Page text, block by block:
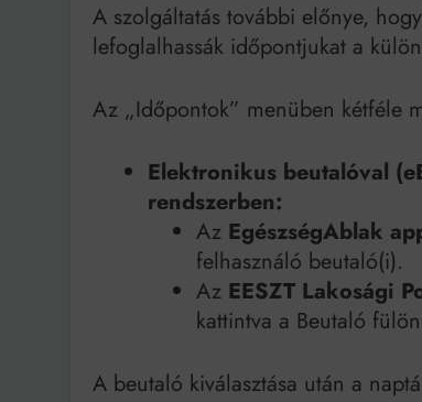
A szolgáltatás további előnye,
lefoglalhassák időpontjukat a
Az „Időpontok” menüben kétféle
Elektronikus beutalóval
rendszerben:
Az EgészségAblak
felhasználó beutaló(i).
Az EESZT Lakosági
kattintva a Beutaló
A beutaló kiválasztása után a